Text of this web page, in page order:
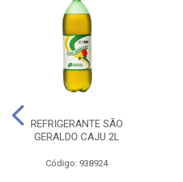
REFRIGERANTE SÃO
GERALDO CAJU 2L
Código: 938924